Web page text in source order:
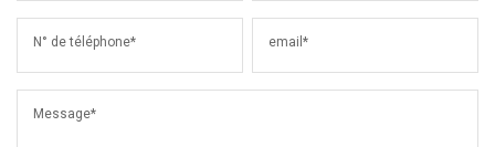
N° de téléphone* email*
Message*